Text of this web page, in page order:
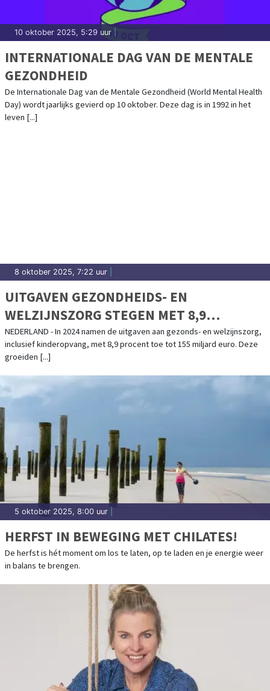
10 oktober 2025, 5:29 uur
INTERNATIONALE DAG VAN DE MENTALE
GEZONDHEID
De Internationale Dag van de Mentale Gezondheid (World Mental Health
Day) wordt jaarlijks gevierd op 10 oktober. Deze dag is in 1992 in het
leven [...]
8 oktober 2025, 7:22 uur
UITGAVEN GEZONDHEIDS- EN
WELZIJNSZORG STEGEN MET 8,9
PROCENT IN 2024
NEDERLAND - In 2024 namen de uitgaven aan gezonds- en welzijnszorg,
inclusief kinderopvang, met 8,9 procent toe tot 155 miljard euro. Deze
groeiden [...]
5 oktober 2025, 8:00 uur
HERFST IN BEWEGING MET CHILATES!
De herfst is hét moment om los te laten, op te laden en je energie weer
in balans te brengen.